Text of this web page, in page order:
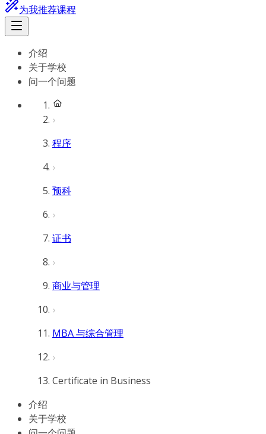
为我推荐课程
介绍
关于学校
问一个问题
程序
预科
证书
商业与管理
MBA 与综合管理
Certificate in Business
介绍
关于学校